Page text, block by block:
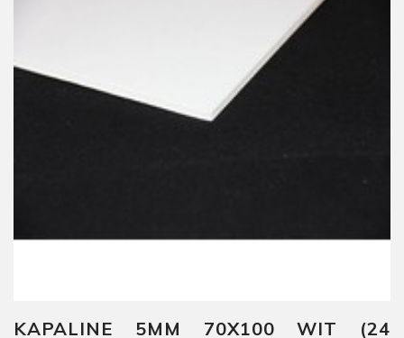
KAPALINE 5MM 70X100 WIT (24